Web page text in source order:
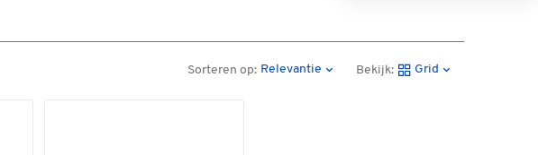
Sorteren op: Relevantie Bekijk: Grid